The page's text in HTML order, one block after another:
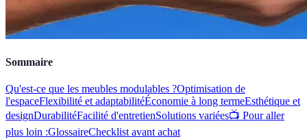
Sommaire
Qu'est-ce que les meubles modulables ?Optimisation de
l'espaceFlexibilité et adaptabilitéÉconomie à long termeEsthétique et
designDurabilitéFacilité d'entretienSolutions variées📺 Pour aller
plus loin :GlossaireChecklist avant achat